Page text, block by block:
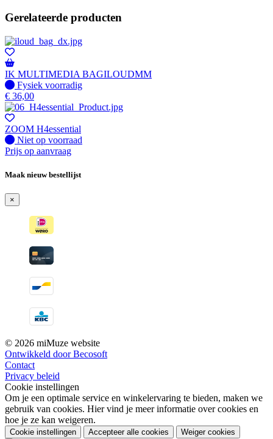
Gerelateerde producten
IK MULTIMEDIA BAGILOUDMM
Fysiek voorradig
Fysiek voorradig
€ 36,00
ZOOM H4essential
Fysiek voorradig
Niet op voorraad
Prijs op aanvraag
Maak nieuw bestellijst
×
© 2026 miMuze website
Ontwikkeld door Becosoft
Contact
Privacy beleid
Cookie instellingen
Om je een optimale service en winkelervaring te bieden, maken we
gebruik van cookies. Hier vind je meer informatie over cookies en
hoe je ze kan weigeren.
Cookie instellingen Accepteer alle cookies Weiger cookies